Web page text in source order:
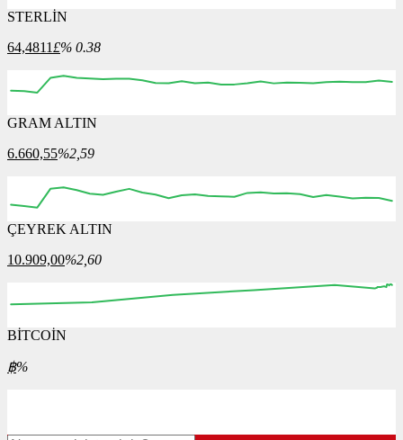
12:00
STERLİN
64,4811£% 0.38
12:00 13:00
GRAM ALTIN
6.660,55%2,59
12:00 13:00
ÇEYREK ALTIN
10.909,00%2,60
00:00
BİTCOİN
฿%